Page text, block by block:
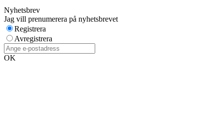
Nyhetsbrev
Jag vill prenumerera på nyhetsbrevet
Registrera
Avregistrera
OK